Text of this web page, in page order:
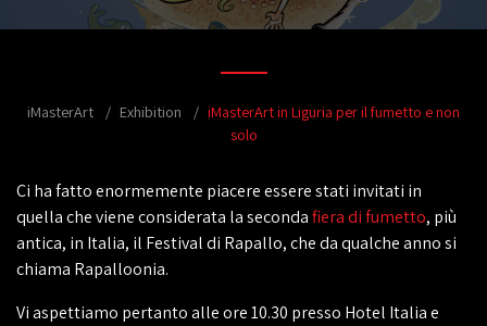
iMasterArt Exhibition
iMasterArt in Liguria per il fumetto e non
solo
Ci ha fatto enormemente piacere essere stati invitati in
quella che viene considerata la secondafiera di fumetto, più
antica, in Italia, il Festival di Rapallo, che da qualche anno si
chiama Rapalloonia.
Vi aspettiamo pertanto alle ore 10.30 presso Hotel Italia e